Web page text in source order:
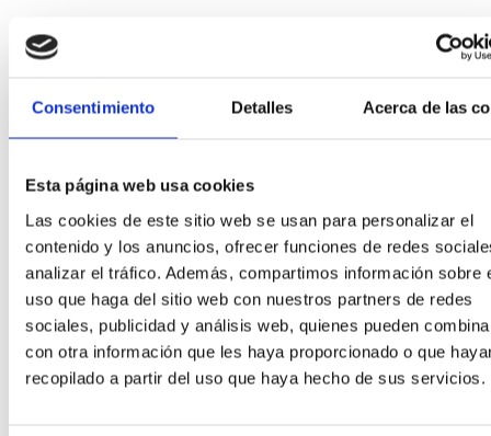
Consentimiento Detalles Acerca de las
Esta página web usa cookies
Las cookies de este sitio web se usan para personalizar el
contenido y los anuncios, ofrecer funciones de redes
analizar el tráfico. Además, compartimos información sobre
uso que haga del sitio web con nuestros partners de redes
sociales, publicidad y análisis web, quienes pueden
con otra información que les haya proporcionado o que
recopilado a partir del uso que haya hecho de sus servicios.